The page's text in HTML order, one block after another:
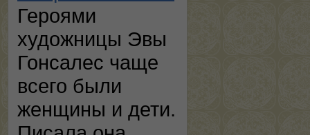
Героями
художницы Эвы
Гонсалес чаще
всего были
женщины и дети.